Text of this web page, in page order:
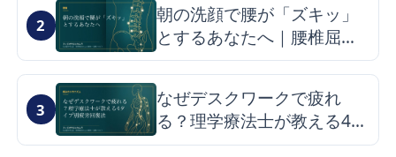
2
朝の洗顔で腰が「ズキッ」
とするあなたへ｜腰椎屈曲
症候群の仕組みと改善のヒ
ント
3
なぜデスクワークで疲れ
る？理学療法士が教える4タ
イプ別疲労回復法